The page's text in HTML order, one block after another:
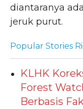
diantaranya
jeruk purut.
Popular Stories
KLHK
Forest
Berbasis